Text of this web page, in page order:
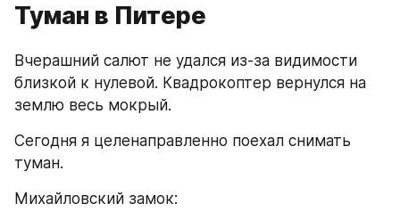
Туман в Питере
Вчерашний салют не удался из-за видимости
близкой к нулевой. Квадрокоптер вернулся на
землю весь мокрый.
Сегодня я целенаправленно поехал снимать
туман.
Михайловский замок: